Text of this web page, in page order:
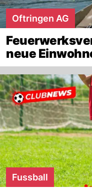
Oftringen AG
neue
Fussball